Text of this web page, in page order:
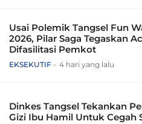
Usai Polemik Tangsel Fun
2026, Pilar Saga Tegaskan
Difasilitasi Pemkot
EKSEKUTIF 4 hari yang lalu
Dinkes Tangsel Tekankan
Gizi Ibu Hamil Untuk Cegah